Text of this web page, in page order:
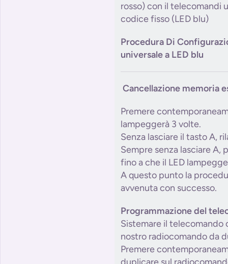
rosso) con il telecomandi
codice fisso (LED blu)
Procedura Di
universale a LED blu
Cancellazione memoria
Premere
lampeggerà 3 volte.
Senza lasciare il tasto A,
Sempre senza lasciare A,
fino a che il LED
A questo punto la
avvenuta con successo.
Programmazione del
Sistemare il telecomando
nostro radiocomando da
Premere